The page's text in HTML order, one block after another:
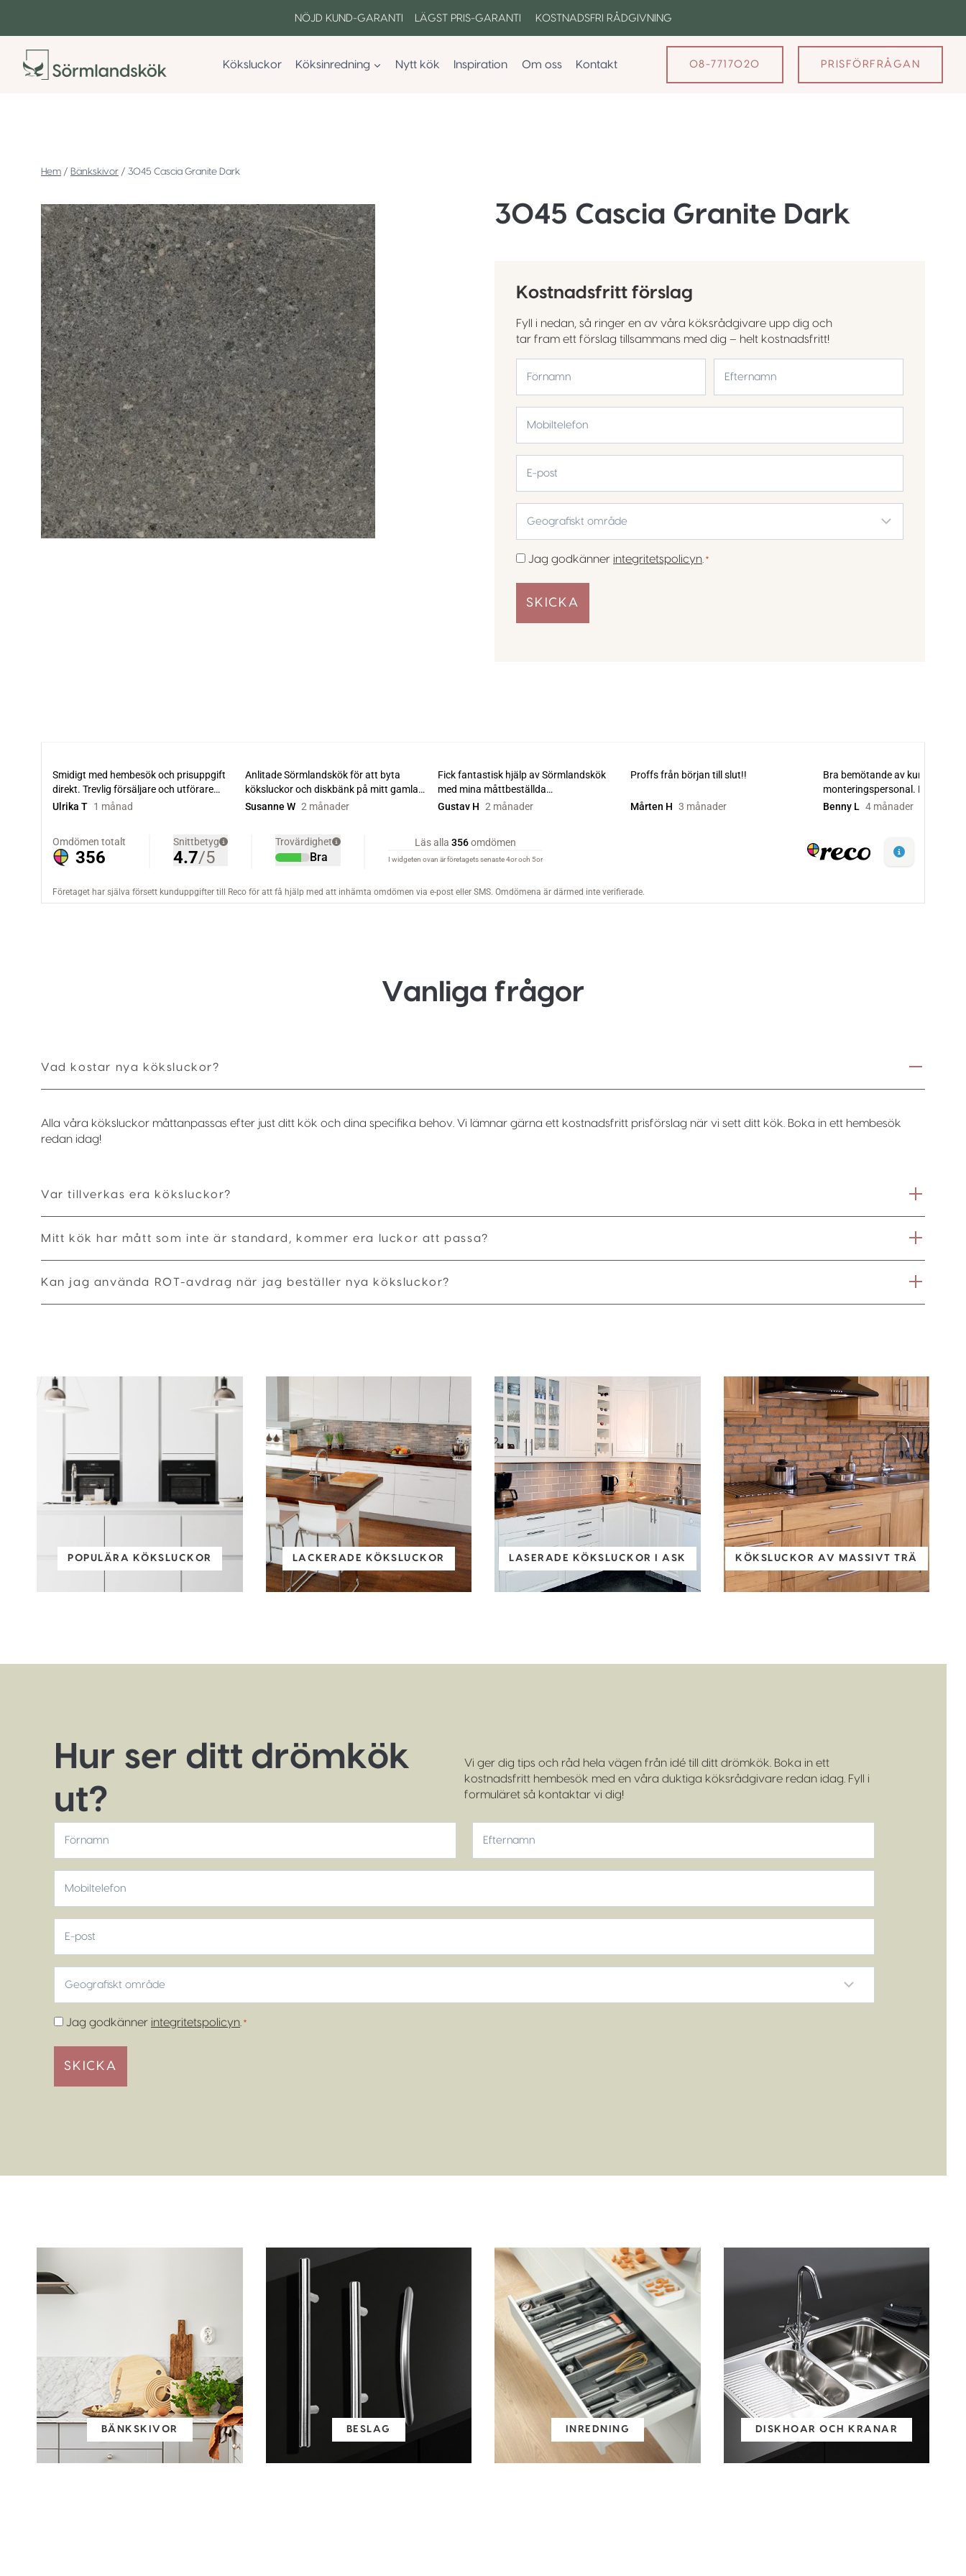
content
NÖJD KUND-GARANTI LÄGST PRIS-GARANTI KOSTNADSFRI RÅDGIVNING
Köksluckor Köksinredning Nytt kök Inspiration Om oss Kontakt 08-7717020 PRISFÖRFRÅGAN
/ Bänkskivor / 3045 Cascia Granite Dark
3045 Cascia Granite Dark
Kostnadsfritt förslag
Fyll i nedan, så ringer en av våra köksrådgivare upp dig och
tar fram ett förslag tillsammans med dig – helt kostnadsfritt!
Förnamn Efternamn
post
område
*
Samtycke
Jag godkänner integritetspolicyn *
Vanliga frågor
Vad kostar nya köksluckor?
Alla våra köksluckor måttanpassas efter just ditt kök och dina specifika behov. Vi lämnar gärna ett kostnadsfritt prisförslag när vi sett ditt kök. Boka in ett hembesök
redan idag!
Var tillverkas era köksluckor?
Mitt kök har mått som inte är standard, kommer era luckor att passa?
Kan jag använda ROT-avdrag när jag beställer nya köksluckor?
POPULÄRA KÖKSLUCKOR LACKERADE KÖKSLUCKOR LASERADE KÖKSLUCKOR I ASK KÖKSLUCKOR AV MASSIVT TRÄ
Hur ser ditt drömkök
ut?
Vi ger dig tips och råd hela vägen från idé till ditt drömkök. Boka in ett
kostnadsfritt hembesök med en våra duktiga köksrådgivare redan idag. Fyll i
formuläret så kontaktar vi dig!
Förnamn Efternamn
post
område
*
Samtycke
Jag godkänner integritetspolicyn *
BÄNKSKIVOR BESLAG INREDNING DISKHOAR OCH KRANAR